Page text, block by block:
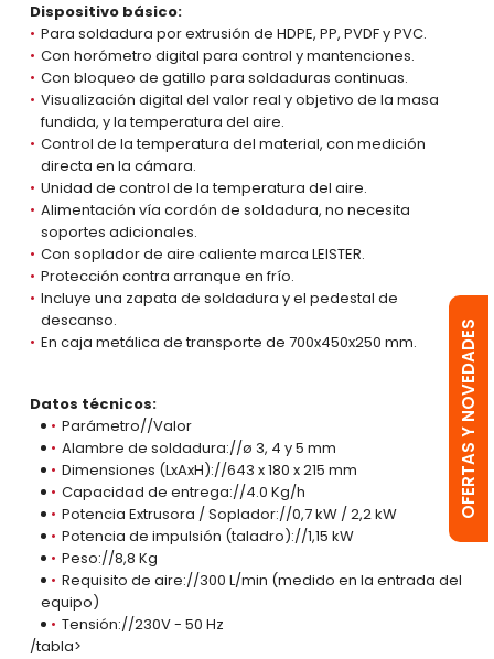
Dispositivo básico:
Para soldadura por extrusión de HDPE, PP, PVDF y PVC.
Con horómetro digital para control y mantenciones.
Con bloqueo de gatillo para soldaduras continuas.
Visualización digital del valor real y objetivo de la masa
fundida, y la temperatura del aire.
Control de la temperatura del material, con medición
directa en la cámara.
Unidad de control de la temperatura del aire.
Alimentación vía cordón de soldadura, no necesita
soportes adicionales.
Con soplador de aire caliente marca LEISTER.
Protección contra arranque en frío.
Incluye una zapata de soldadura y el pedestal de
descanso.
En caja metálica de transporte de 700x450x250 mm.
Datos técnicos:
Parámetro//Valor
Alambre de soldadura://ø 3, 4 y 5 mm
Dimensiones (LxAxH)://643 x 180 x 215 mm
Capacidad de entrega://4.0 Kg/h
Potencia Extrusora / Soplador://0,7 kW / 2,2 kW
Potencia de impulsión (taladro)://1,15 kW
Peso://8,8 Kg
Requisito de aire://300 L/min (medido en la entrada del
equipo)
Tensión://230V - 50 Hz
/tabla>
OFERTAS Y NOVEDADES